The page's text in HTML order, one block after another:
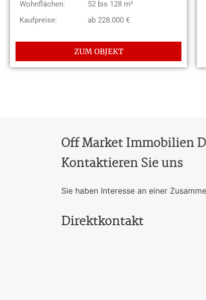
Wohnflächen:
52 bis 128 m²
Kaufpreise:
ab 228.000 €
ZUM OBJEKT
Off Market Immobilien
Kontaktieren Sie uns
Sie haben Interesse an einer
Direktkontakt